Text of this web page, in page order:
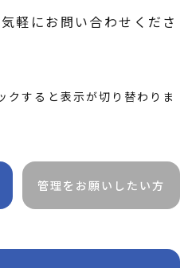
軽にお問い合わせくださ
すると表示が切り替わりま
管理をお願いしたい方